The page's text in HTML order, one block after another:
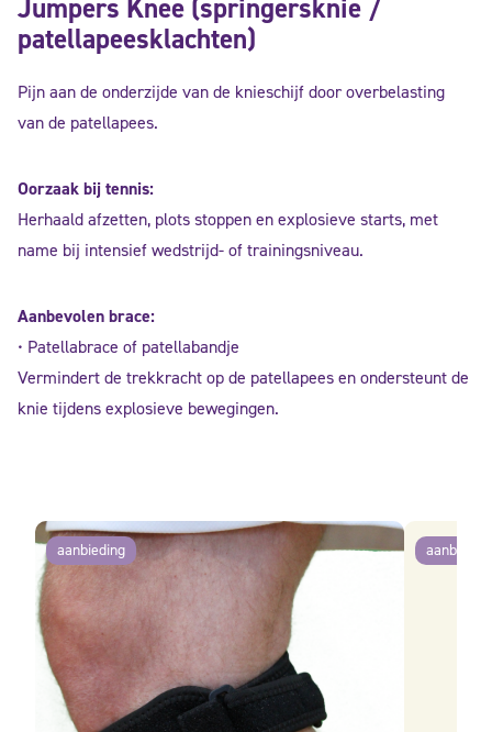
Jumpers Knee (springersknie /
patellapeesklachten)
Pijn aan de onderzijde van de knieschijf door overbelasting
van de patellapees.
Oorzaak bij tennis:
Herhaald afzetten, plots stoppen en explosieve starts, met
name bij intensief wedstrijd- of trainingsniveau.
Aanbevolen brace:
• Patellabrace of patellabandje
Vermindert de trekkracht op de patellapees en ondersteunt de
knie tijdens explosieve bewegingen.
aanbieding